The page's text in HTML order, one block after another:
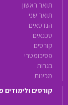
תואר ראשון
תואר שני
הנדסאים
טכנאים
קורסים
פסיכומטרי
בגרות
מכינות
קורסים ולימודים